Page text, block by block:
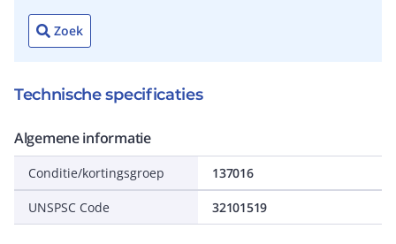
Zoek
Technische specificaties
Algemene informatie
Conditie/kortingsgroep 137016
UNSPSC Code 32101519